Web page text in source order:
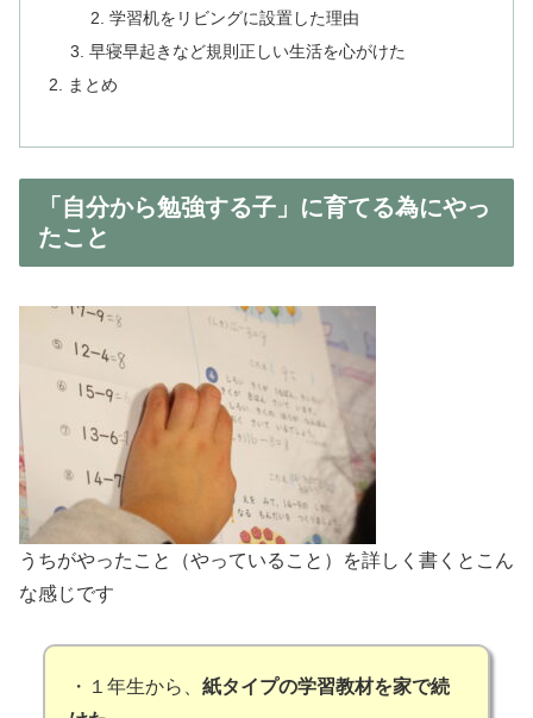
学習机をリビングに設置した理由
早寝早起きなど規則正しい生活を心がけた
まとめ
「自分から勉強する子」に育てる為にやっ
たこと
うちがやったこと（やっていること）を詳しく書くとこん
な感じです
・１年生から、 紙タイプの学習教材を家で続